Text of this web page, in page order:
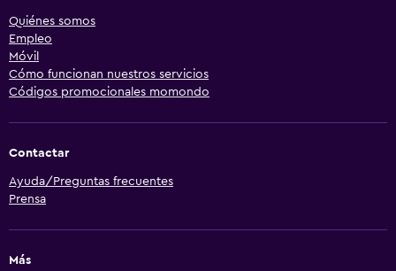
Quiénes somos
Empleo
Móvil
Cómo funcionan nuestros servicios
Códigos promocionales momondo
Contactar
Ayuda/Preguntas frecuentes
Prensa
Más